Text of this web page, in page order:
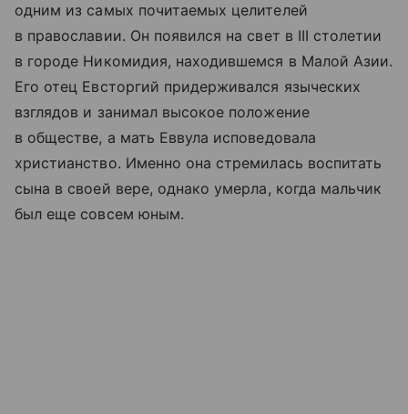
одним из самых почитаемых целителей
в православии. Он появился на свет в III столетии
в городе Никомидия, находившемся в Малой Азии.
Его отец Евсторгий придерживался языческих
взглядов и занимал высокое положение
в обществе, а мать Еввула исповедовала
христианство. Именно она стремилась воспитать
сына в своей вере, однако умерла, когда мальчик
был еще совсем юным.